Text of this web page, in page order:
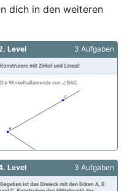
dich in den weiteren
Level 3 Aufgaben
Level 3 Aufgaben